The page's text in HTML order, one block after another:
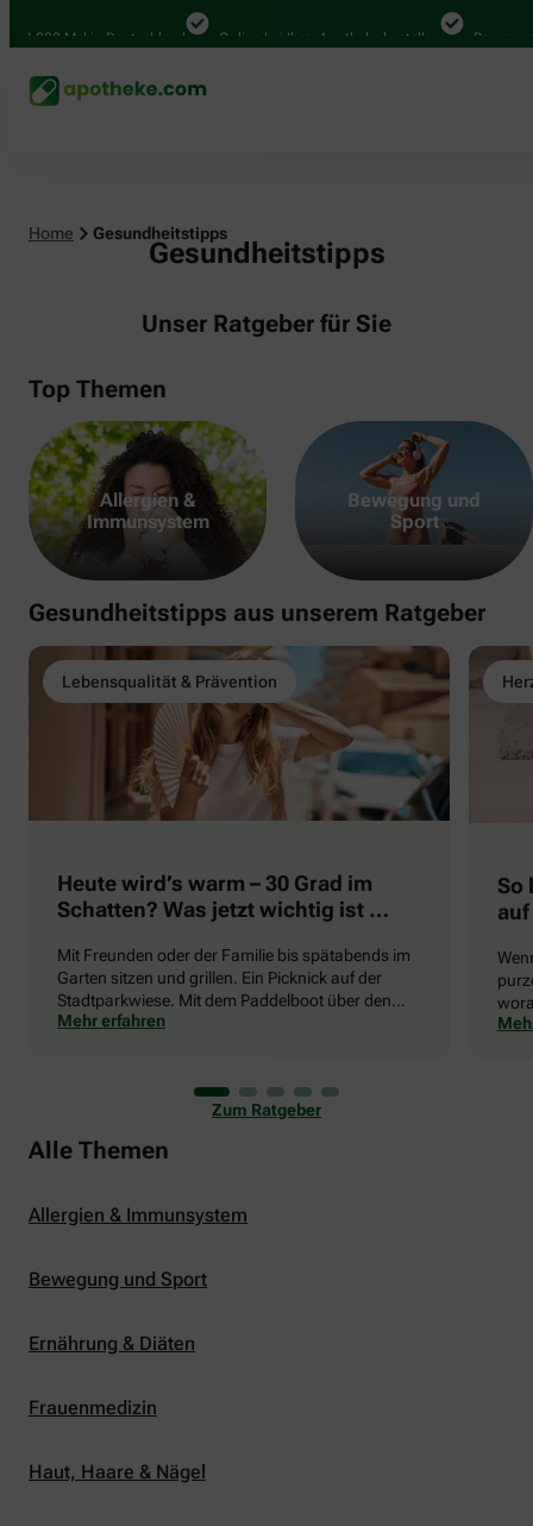
Mal in Deutschland Online bei Ihrer Apotheke bestellen Bequem
Home Gesundheitstipps
Gesundheitstipps
Unser Ratgeber für Sie
Top Themen
Allergien &
Immunsystem
Bewegung und
Sport
Gesundheitstipps aus unserem Ratgeber
Lebensqualität & Prävention
Heute wird’s warm – 30 Grad im
Schatten? Was jetzt wichtig ist …
Mit Freunden oder der Familie bis spätabends im
Garten sitzen und grillen. Ein Picknick auf der
Stadtparkwiese. Mit dem Paddelboot über den
See gleiten oder eine Radtour durch die blühende
er uns auch ganz schön zu schaffen. Wenn die
Temperaturen tagsüber auf mehr als 30 Grad
klettern und uns warme Tropennächte den Schlaf
rauben, sehnen wir uns oft nach einem
Mehr erfahren
So
die
Zum Ratgeber
Alle Themen
Allergien & Immunsystem
Bewegung und Sport
Ernährung & Diäten
Frauenmedizin
Haut, Haare & Nägel